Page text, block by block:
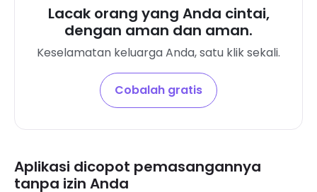
Lacak orang yang Anda cintai,
dengan aman dan aman.
Keselamatan keluarga Anda, satu klik sekali.
Cobalah gratis
Aplikasi dicopot pemasangannya
tanpa izin Anda